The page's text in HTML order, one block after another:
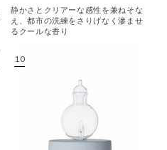
静かさとクリアーな感性を兼ねそな
え、都市の洗練をさりげなく滲ませ
るクールな香り